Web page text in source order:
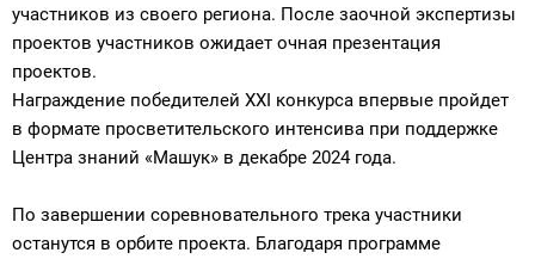
участников из своего региона. После заочной экспертизы
проектов участников ожидает очная презентация
проектов.
Награждение победителей XXI конкурса впервые пройдет
в формате просветительского интенсива при поддержке
Центра знаний «Машук» в декабре 2024 года.
По завершении соревновательного трека участники
останутся в орбите проекта. Благодаря программе